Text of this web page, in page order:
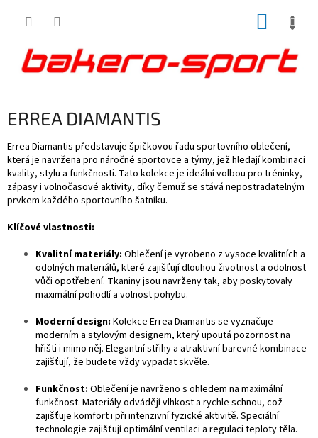
ERREA DIAMANTIS
Errea Diamantis představuje špičkovou řadu sportovního oblečení,
která je navržena pro náročné sportovce a týmy, jež hledají kombinaci
kvality, stylu a funkčnosti. Tato kolekce je ideální volbou pro tréninky,
zápasy i volnočasové aktivity, díky čemuž se stává nepostradatelným
prvkem každého sportovního šatníku.
Klíčové vlastnosti:
Kvalitní materiály: Oblečení je vyrobeno z vysoce kvalitních a
odolných materiálů, které zajišťují dlouhou životnost a odolnost
vůči opotřebení. Tkaniny jsou navrženy tak, aby poskytovaly
maximální pohodlí a volnost pohybu.
Moderní design: Kolekce Errea Diamantis se vyznačuje
moderním a stylovým designem, který upoutá pozornost na
hřišti i mimo něj. Elegantní střihy a atraktivní barevné kombinace
zajišťují, že budete vždy vypadat skvěle.
Funkčnost: Oblečení je navrženo s ohledem na maximální
funkčnost. Materiály odvádějí vlhkost a rychle schnou, což
zajišťuje komfort i při intenzivní fyzické aktivitě. Speciální
technologie zajišťují optimální ventilaci a regulaci teploty těla.